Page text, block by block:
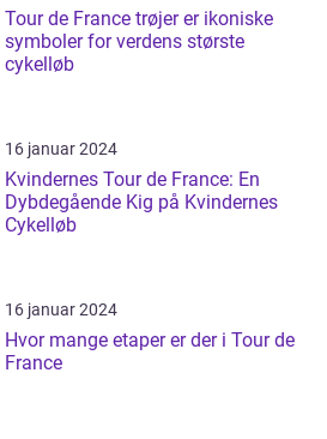
Tour de France trøjer er ikoniske
symboler for verdens største
cykelløb
16 januar 2024
Kvindernes Tour de France: En
Dybdegående Kig på Kvindernes
Cykelløb
16 januar 2024
Hvor mange etaper er der i Tour de
France